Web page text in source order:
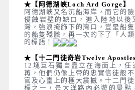
★【阿德湖峽Loch Ard Gorge】
阿德湖峽又名沉船海岸，而它的
侵蝕岩壁的缺口，進入陸地以後
灣，強浪掩飾下的灣口，豈是船
的船隻殘骸，再一次的下了「人類
的標語！
★【十二門徒奇岩Twelve Apostles
12塊巨石獨自矗立在海面上，任
苒，他們仍像上帝的忠實信徒般
官及心靈上的極大震撼。十二門
標之一，是大洋路內必遊的景點